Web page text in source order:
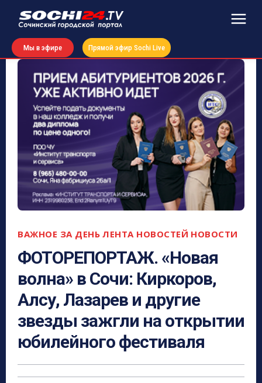
Мы в эфире Прямой эфир Sochi Live
ВАЖНОЕ ЗА ДЕНЬ ЛЕНТА НОВОСТЕЙ НОВОСТИ
ФОТОРЕПОРТАЖ. «Новая
волна» в Сочи: Киркоров,
Алсу, Лазарев и другие
звезды зажгли на открытии
юбилейного фестиваля